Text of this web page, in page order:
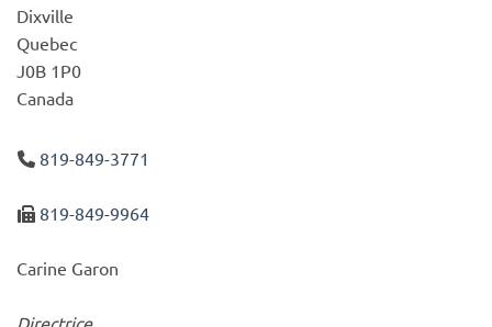
Dixville
Quebec
J0B 1P0
Canada
819-849-3771
819-849-9964
Carine Garon
Directrice